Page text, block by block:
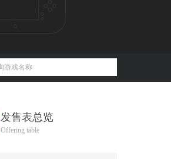
发售表总览
Offering table